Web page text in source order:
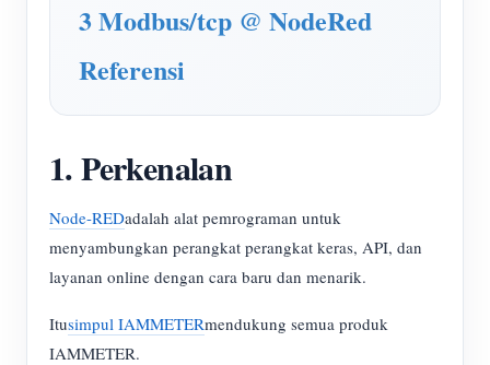
Aplikasi
Monitor Energi Sistem PV Surya
Sistem Kontrol Pemanas PV
Pemantauan Energi Pabrik
Toko
Mulai Cepat Produk
Dokumen
Video Tutorial
Berita
Masyarakat
Pengembang
Mengeksplorasi
Kontak
3 Modbus/tcp @ NodeRed
Referensi
1. Perkenalan
Node-REDadalah alat pemrograman untuk
menyambungkan perangkat perangkat keras, API, dan
layanan online dengan cara baru dan menarik.
Itusimpul IAMMETERmendukung semua produk
IAMMETER.